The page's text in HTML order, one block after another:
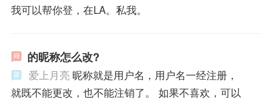
我可以帮你登，在LA。私我。
的昵称怎么改?
爱上月亮 昵称就是用户名，用户名一经注册，
就既不能更改，也不能注销了。 如果不喜欢，可以